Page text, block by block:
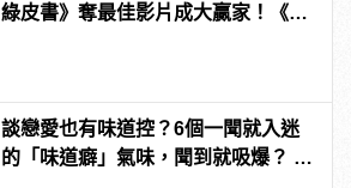
綠皮書》奪最佳影片成大贏家！《波
談戀愛也有味道控？6個一聞就入迷
的「味道癖」氣味，聞到就吸爆？ |